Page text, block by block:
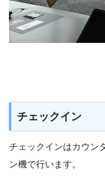
チェックイン
チェックインはカウン
ン機で行います。